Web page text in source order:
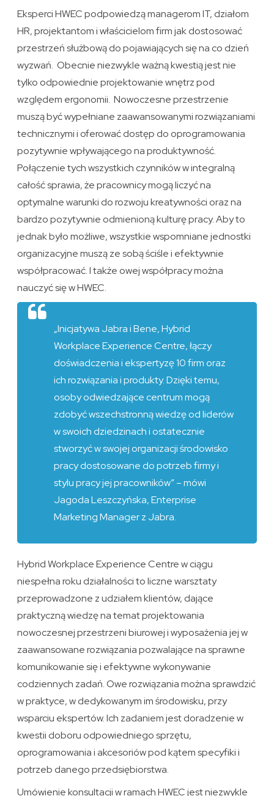
Eksperci HWEC podpowiedzą managerom IT, działom
HR, projektantom i właścicielom firm jak dostosować
przestrzeń służbową do pojawiających się na co dzień
wyzwań. Obecnie niezwykle ważną kwestią jest nie
tylko odpowiednie projektowanie wnętrz pod
względem ergonomii. Nowoczesne przestrzenie
muszą być wypełniane zaawansowanymi rozwiązaniami
technicznymi i oferować dostęp do oprogramowania
pozytywnie wpływającego na produktywność.
Połączenie tych wszystkich czynników w integralną
całość sprawia, że pracownicy mogą liczyć na
optymalne warunki do rozwoju kreatywności oraz na
bardzo pozytywnie odmienioną kulturę pracy. Aby to
jednak było możliwe, wszystkie wspomniane jednostki
organizacyjne muszą ze sobą ściśle i efektywnie
współpracować. I także owej współpracy można
nauczyć się w HWEC.
„Inicjatywa Jabra i Bene, Hybrid
Workplace Experience Centre, łączy
doświadczenia i ekspertyzę 10 firm oraz
ich rozwiązania i produkty. Dzięki temu,
osoby odwiedzające centrum mogą
zdobyć wszechstronną wiedzę od liderów
w swoich dziedzinach i ostatecznie
stworzyć w swojej organizacji środowisko
pracy dostosowane do potrzeb firmy i
stylu pracy jej pracowników” – mówi
Jagoda Leszczyńska, Enterprise
Marketing Manager z Jabra.
Hybrid Workplace Experience Centre w ciągu
niespełna roku działalności to liczne warsztaty
przeprowadzone z udziałem klientów, dające
praktyczną wiedzę na temat projektowania
nowoczesnej przestrzeni biurowej i wyposażenia jej w
zaawansowane rozwiązania pozwalające na sprawne
komunikowanie się i efektywne wykonywanie
codziennych zadań. Owe rozwiązania można sprawdzić
w praktyce, w dedykowanym im środowisku, przy
wsparciu ekspertów. Ich zadaniem jest doradzenie w
kwestii doboru odpowiedniego sprzętu,
oprogramowania i akcesoriów pod kątem specyfiki i
potrzeb danego przedsiębiorstwa.
Umówienie konsultacji w ramach HWEC jest niezwykle